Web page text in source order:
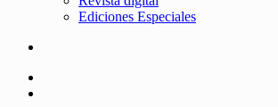
Ediciones Especiales